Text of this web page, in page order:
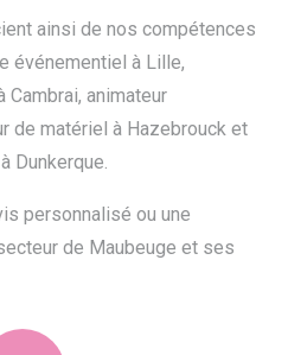
ainsi de nos compétences
événementiel à Lille,
animateur
de matériel à Hazebrouck et
Dunkerque.
personnalisé ou une
de Maubeuge et ses